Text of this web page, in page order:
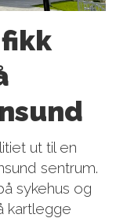
ut til en
sentrum.
sykehus og
kartlegge